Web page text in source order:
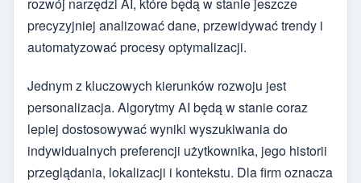
precyzyjniej analizować dane, przewidywać trendy i
automatyzować procesy optymalizacji.
Jednym z kluczowych kierunków rozwoju jest
personalizacja. Algorytmy AI będą w stanie coraz
lepiej dostosowywać wyniki wyszukiwania do
indywidualnych preferencji użytkownika, jego historii
przeglądania, lokalizacji i kontekstu. Dla firm oznacza